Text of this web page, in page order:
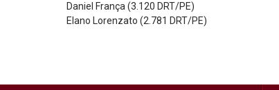
Daniel França (3.120 DRT/PE)
Elano Lorenzato (2.781 DRT/PE)